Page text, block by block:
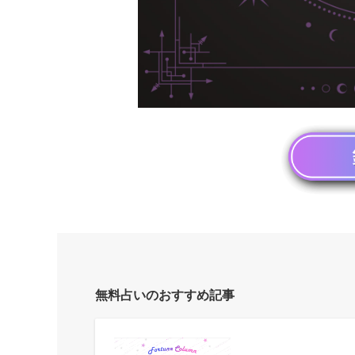
無料占いのおすすめ記事